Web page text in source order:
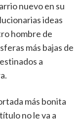
nuevo en su
ideas
hombre de
más bajas de
a
más bonita
no le va a